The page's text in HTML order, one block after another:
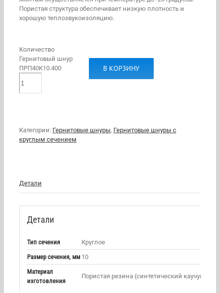
Пористая структура обеспечивает низкую плотность и
хорошую теплозвукоизоляцию.
Количество
Гернитовый шнур
ПРП40К10.400
В КОРЗИНУ
Категории: Гернитовые шнуры Гернитовые шнуры с
круглым сечением
Детали
Детали
Тип сечения
Круглое
Размер сечения, мм 10
Материал
изготовления
Пористая резина (синтетический каучук)